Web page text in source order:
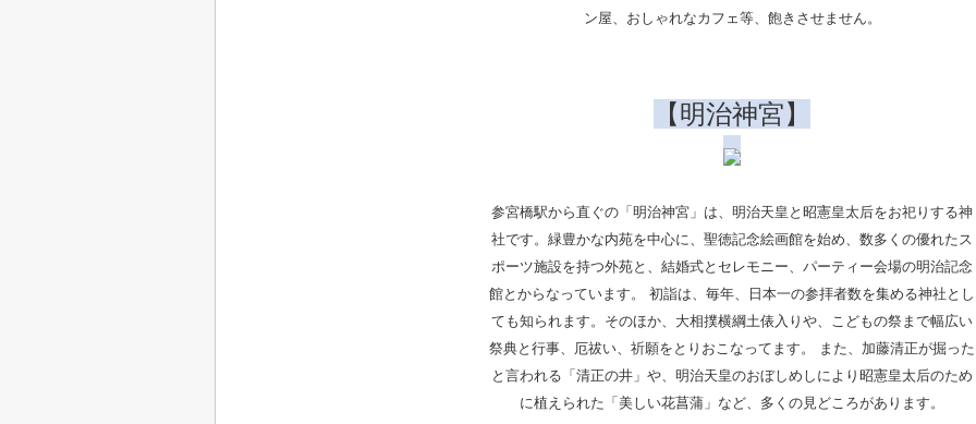
ン屋、おしゃれなカフェ等、飽きさせません。
【明治神宮】
参宮橋駅から直ぐの「明治神宮」は、明治天皇と昭憲皇太后をお祀りする神
社です。緑豊かな内苑を中心に、聖徳記念絵画館を始め、数多くの優れたス
ポーツ施設を持つ外苑と、結婚式とセレモニー、パーティー会場の明治記念
館とからなっています。 初詣は、毎年、日本一の参拝者数を集める神社とし
ても知られます。そのほか、大相撲横綱土俵入りや、こどもの祭まで幅広い
祭典と行事、厄祓い、祈願をとりおこなってます。 また、加藤清正が掘った
と言われる「清正の井」や、明治天皇のおぼしめしにより昭憲皇太后のため
に植えられた「美しい花菖蒲」など、多くの見どころがあります。